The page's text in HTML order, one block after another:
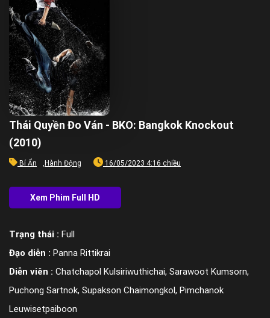
Thái Quyền Đo Ván - BKO: Bangkok Knockout
(2010)
Bí Ẩn , Hành Động 16/05/2023 4:16 chiều
Trạng thái : Full
Đạo diễn : Panna Rittikrai
Diễn viên : Chatchapol Kulsiriwuthichai, Sarawoot Kumsorn,
Puchong Sartnok, Supakson Chaimongkol, Pimchanok
Leuwisetpaiboon